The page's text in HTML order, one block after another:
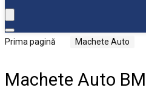
Prima pagină Machete Auto
Machete Auto